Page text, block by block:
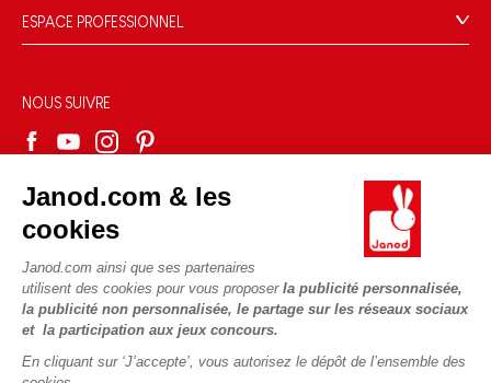
Janod.com & les
cookies
Janod.com ainsi que ses partenaires
utilisent des cookies pour vous proposer la publicité personnalisée,
la publicité non personnalisée, le partage sur les réseaux sociaux
et la participation aux jeux concours.
En cliquant sur ‘J’accepte’, vous autorisez le dépôt de l’ensemble des
Données personnelles
Gestion des cookies
Le FSC®, c'est quoi ?
Sélection de jouets par âge
Fiche environnementale
Paiement
Livraison
Nos guides d'achat
Les pièces d'usure
ESPACE PROFESSIONNEL
Espace recrutement
NOUS SUIVRE